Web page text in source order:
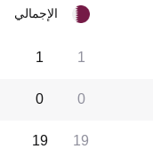
الإجمالي
1
1
0
0
19
19